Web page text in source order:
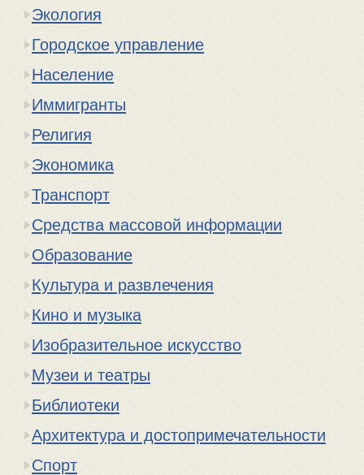
Экология
Городское управление
Население
Иммигранты
Религия
Экономика
Транспорт
Средства массовой информации
Образование
Культура и развлечения
Кино и музыка
Изобразительное искусство
Музеи и театры
Библиотеки
Архитектура и достопримечательности
Спорт